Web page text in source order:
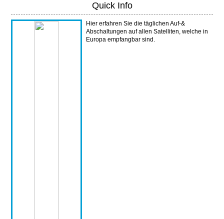
Quick Info
Hier erfahren Sie die täglichen Auf-&
Abschaltungen auf allen Satelliten, welche in
Europa empfangbar sind.